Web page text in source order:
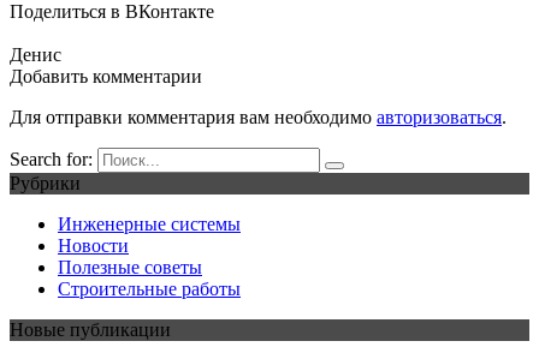
Поделиться в ВКонтакте
Денис
Добавить комментарии
Для отправки комментария вам необходимо авторизоваться.
Search for:
Рубрики
Инженерные системы
Новости
Полезные советы
Строительные работы
Новые публикации